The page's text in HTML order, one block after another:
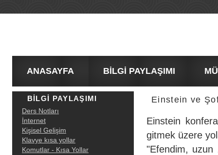
ANASAYFA BİLGİ PAYLAŞIMI
BİLGİ PAYLAŞIMI
Ders Notları
İnternet
Kişisel Gelişim
Klavye kısa yollar
Komutlar - Kısa Yollar
Einstein ve
Einstein
gitmek üzere
"Efendim, uzun